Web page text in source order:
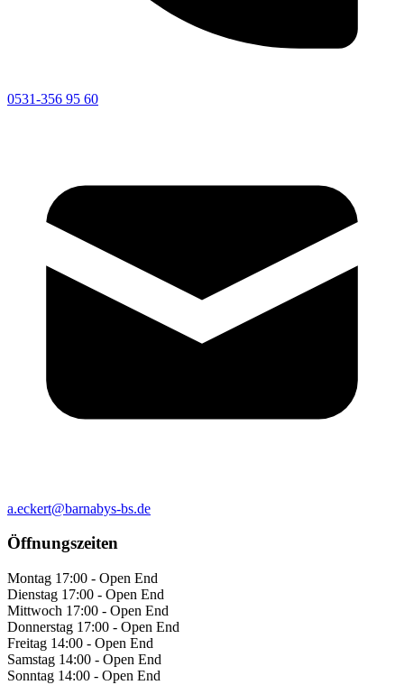
0531-356 95 60
a.eckert@barnabys-bs.de
Öffnungszeiten
Montag 17:00 - Open End
Dienstag 17:00 - Open End
Mittwoch 17:00 - Open End
Donnerstag 17:00 - Open End
Freitag 14:00 - Open End
Samstag 14:00 - Open End
Sonntag 14:00 - Open End